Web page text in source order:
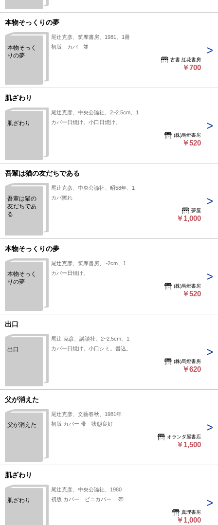
本物そっくりの夢
本物そっく
りの夢
尾辻克彦、筑摩書房、1981、1冊
初版 カバ 並
古書 紅花書房
￥700
肌ざわり
肌ざわり
尾辻克彦、中央公論社、2~2.5cm、1
カバー日焼け。小口日焼け。
(株)馬燈書房
￥520
吾輩は猫の友だちである
吾輩は猫の
友だちであ
る
尾辻克彦、中央公論社、昭58年、1
カバ擦れ
夢屋
￥1,000
本物そっくりの夢
本物そっく
りの夢
尾辻克彦、筑摩書房、~2cm、1
カバー日焼け。
(株)馬燈書房
￥520
出口
出口
尾辻 克彦、講談社、2~2.5cm、1
カバー日焼け。小口シミ。書込。
(株)馬燈書房
￥620
父が消えた
父が消えた
尾辻克彦、文藝春秋、1981年
初版 カバー 帯 状態良好
オランダ屋書店
￥1,500
肌ざわり
肌ざわり
尾辻克彦、中央公論社、1980
初版 カバー ビニカバー 帯
真理書房
￥1,000